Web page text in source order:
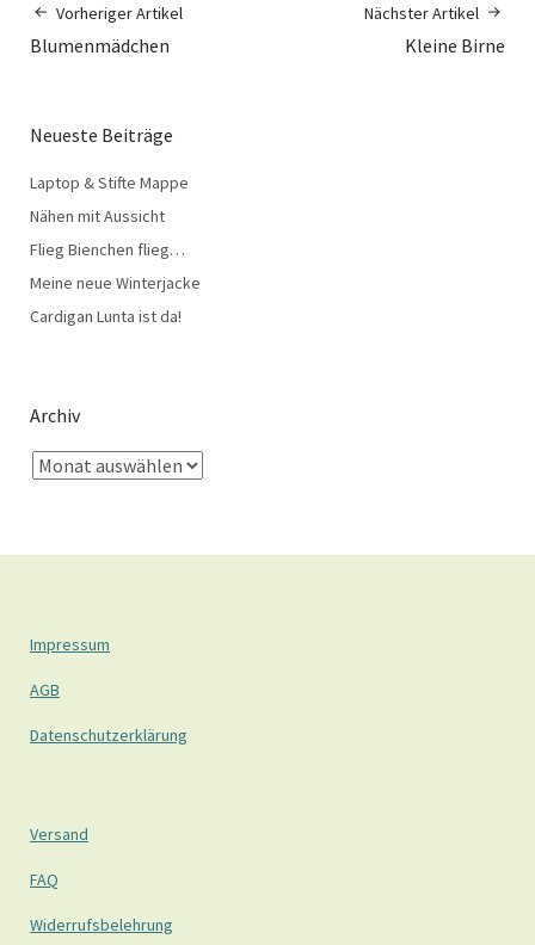
Vorheriger Artikel
Blumenmädchen
Nächster Artikel
Kleine Birne
Neueste Beiträge
Laptop & Stifte Mappe
Nähen mit Aussicht
Flieg Bienchen flieg…
Meine neue Winterjacke
Cardigan Lunta ist da!
Archiv
Impressum
AGB
Datenschutzerklärung
Versand
FAQ
Widerrufsbelehrung